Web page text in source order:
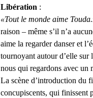
Libération :
«Tout le monde aime
raison – même s’il n’a
aime la regarder danser et
tournoyant autour d’elle sur
nous qui regardons avec un
La scène d’introduction du
concupiscents, qui finissent